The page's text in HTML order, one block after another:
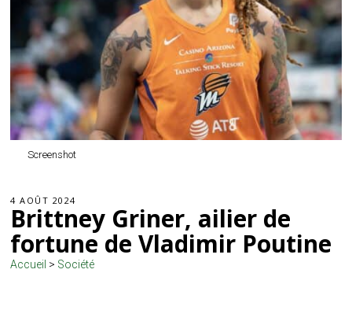
Screenshot
4 AOÛT 2024
Brittney Griner, ailier de
fortune de Vladimir Poutine
Accueil > Société